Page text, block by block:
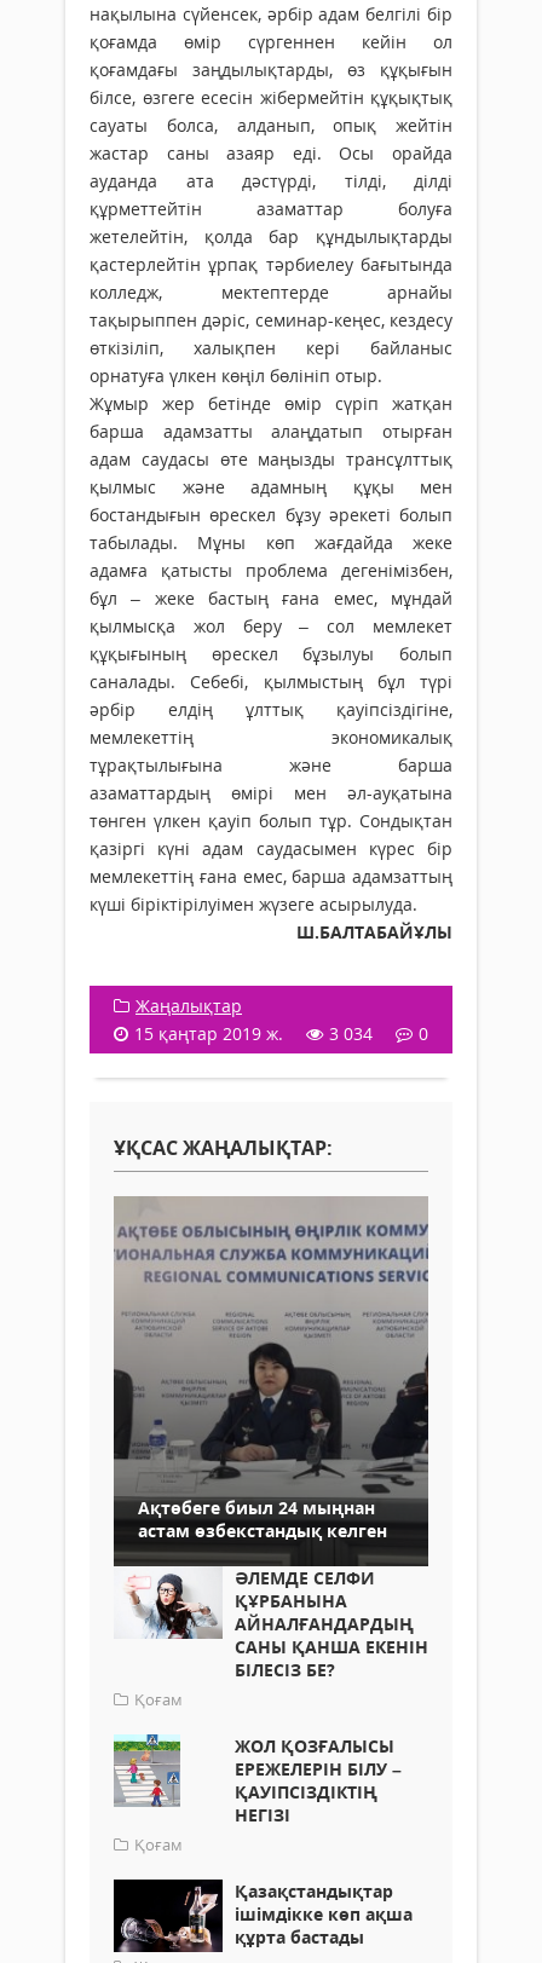
нақылына сүйенсек, әр­бір адам белгілі бір
қоғамда өмір сүргеннен кейін ол
қоғамдағы заң­дылықтарды, өз құқығын
білсе, өзгеге есесін жібер­мейтін құқықтық
сауаты болса, алданып, опық жейтін
жастар саны азаяр еді. Осы орайда
ауданда ата дәстүрді, тілді, ділді
құрметтейтін азаматтар болуға
жетелейтін, қолда бар құндылықтарды
қастерлейтін ұрпақ тәр­бие­леу бағытында
колледж, мектептерде арнайы
тақырыппен дәріс, семинар-кеңес, кездесу
өткізіліп, халықпен кері байланыс
орнатуға үлкен көңіл бөлініп отыр.
Жұмыр жер бетінде өмір сүріп жатқан
барша адамзатты алаңдатып отырған
адам саудасы өте маңызды трансұлттық
қылмыс және адамның құқы мен
бостандығын өрескел бұзу әрекеті болып
табылады. Мұны көп жағдайда жеке
адамға қатысты проблема дегенімізбен,
бұл – жеке бастың ғана емес, мұндай
қылмысқа жол беру – сол мемлекет
құқығының өрескел бұзылуы болып
саналады. Себебі, қылмыстың бұл түрі
әрбір елдің ұлттық қауіпсіздігіне,
мемлекеттің экономикалық
тұрақтылығына және барша
азаматтардың өмірі мен әл-ауқатына
төнген үлкен қауіп болып тұр. Сондықтан
қазіргі күні адам саудасымен күрес бір
мемлекеттің ғана емес, барша адамзаттың
күші біріктірілуімен жүзеге асырылуда.
Ш.БАЛТАБАЙҰЛЫ
Жаңалықтар
15 қаңтар 2019 ж.
3 034 0
ҰҚСАС ЖАҢАЛЫҚТАР:
Ақтөбеге биыл 24 мыңнан
астам өзбекстандық келген
ӘЛЕМДЕ СЕЛФИ
ҚҰРБАНЫНА
АЙНАЛҒАНДАРДЫҢ
САНЫ ҚАНША ЕКЕНІН
БІЛЕСІЗ БЕ?
Қоғам
ЖОЛ ҚОЗҒАЛЫСЫ
ЕРЕЖЕЛЕРІН БІЛУ –
ҚАУІПСІЗДІКТІҢ
НЕГІЗІ
Қоғам
Қазақстандықтар
ішімдікке көп ақша
құрта бастады